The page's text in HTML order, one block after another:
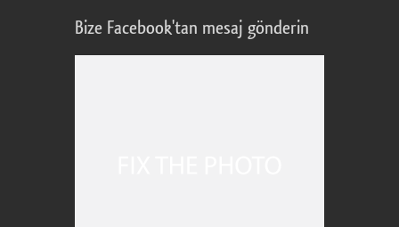
Bize Facebook'tan mesaj gönderin